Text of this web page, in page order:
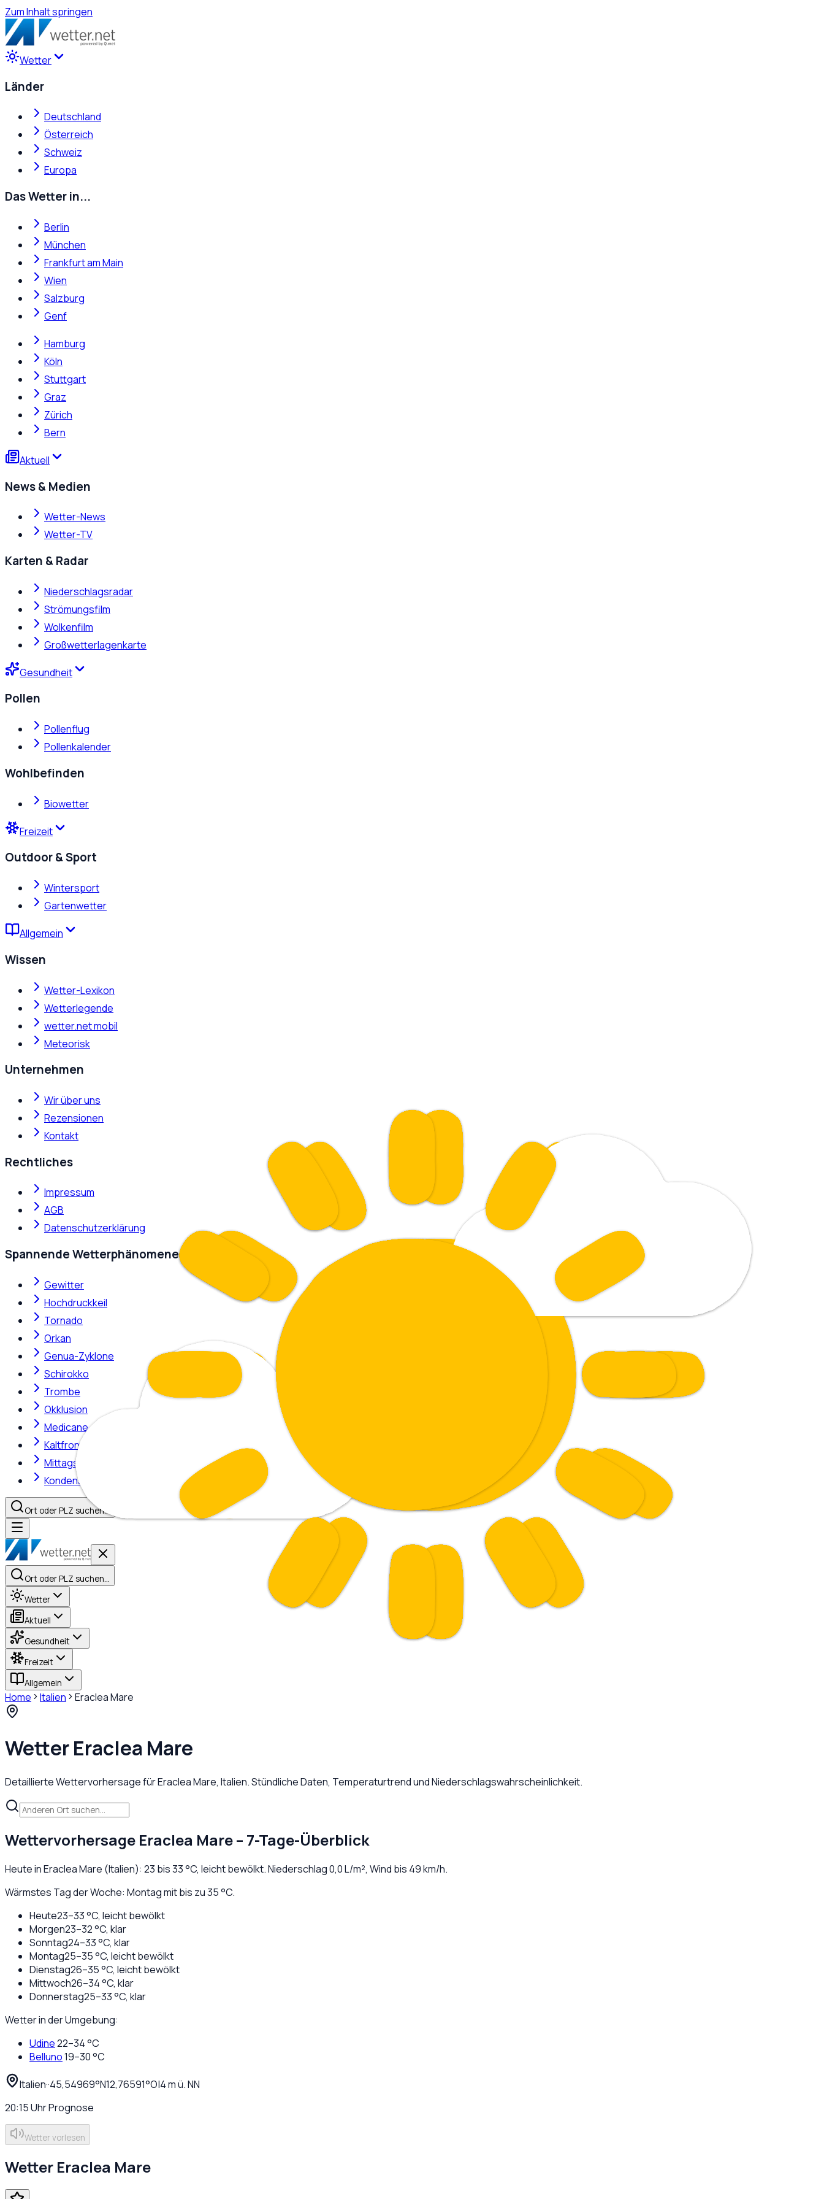
Zum Inhalt springen
Wetter
Länder
Deutschland
Österreich
Schweiz
Europa
Das Wetter in...
Berlin
München
Frankfurt am Main
Wien
Salzburg
Genf
Hamburg
Köln
Stuttgart
Graz
Zürich
Bern
Aktuell
News & Medien
Wetter-News
Wetter-TV
Karten & Radar
Niederschlagsradar
Strömungsfilm
Wolkenfilm
Großwetterlagenkarte
Gesundheit
Pollen
Pollenflug
Pollenkalender
Wohlbefinden
Biowetter
Freizeit
Outdoor & Sport
Wintersport
Gartenwetter
Allgemein
Wissen
Wetter-Lexikon
Wetterlegende
wetter.net mobil
Meteorisk
Unternehmen
Wir über uns
Rezensionen
Kontakt
Rechtliches
Impressum
AGB
Datenschutzerklärung
Spannende Wetterphänomene
Gewitter
Hochdruckkeil
Tornado
Orkan
Genua-Zyklone
Schirokko
Trombe
Okklusion
Medicane
Kaltfront
Mittagshitze
Kondensstreifen
Ort oder PLZ suchen…
Ort oder PLZ suchen…
Wetter
Aktuell
Gesundheit
Freizeit
Allgemein
Home Italien Eraclea Mare
WetterEraclea Mare
Detaillierte Wettervorhersage fürEraclea Mare, Italien. Stündliche Daten, Temperaturtrend und Niederschlagswahrscheinlichkeit.
Wettervorhersage Eraclea Mare– 7-Tage-Überblick
Heute inEraclea Mare (Italien): 23 bis33°C, leicht bewölkt. Niederschlag0,0L/m², Wind bis 49km/h.
Wärmstes Tag der Woche: Montag mit bis zu 35 °C.
Heute23–33°C, leicht bewölkt
Morgen23–32°C, klar
Sonntag24–33°C, klar
Montag25–35°C, leicht bewölkt
Dienstag26–35°C, leicht bewölkt
Mittwoch26–34°C, klar
Donnerstag25–33°C, klar
Wetter in der Umgebung:
Udine22–34°C
Belluno19–30°C
Italien··45,54969°N12,76591°O|4m ü. NN
20:15UhrPrognose
Wetter vorlesen
Wetter Eraclea Mare